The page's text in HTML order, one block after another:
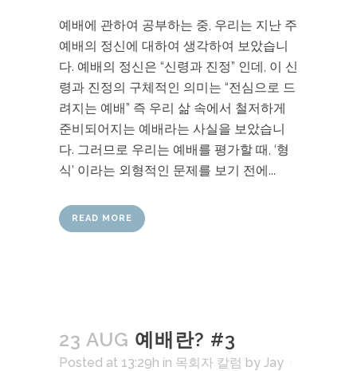
예배에 관하여 공부하는 중, 우리는 지난 주
예배의 정신에 대하여 생각하여 보았습니
다. 예배의 정신은 “신령과 진정” 인데, 이 신
령과 진정의 구체적인 의미는 “전심으로 드
려지는 예배” 즉 우리 삶 속에서 철저하게
준비되어지는 예배라는 사실을 보았습니
다. 그러므로 우리는 예배를 평가할 때, ‘형
식’ 이라는 외형적인 문제를 보기 전에...
READ MORE
23 AUG 예배란? #3
Posted at 13:29h in 목회자 칼럼 by Jay